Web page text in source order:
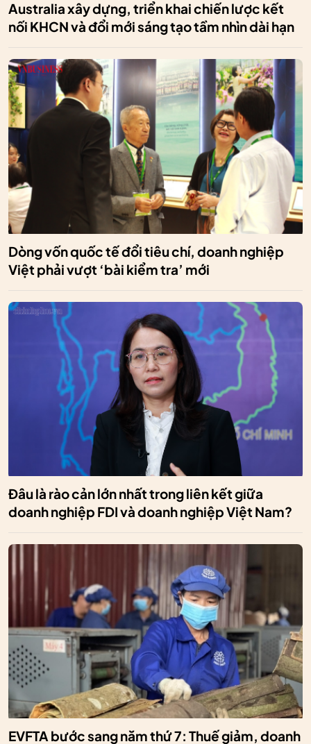
Australia xây dựng, triển khai chiến lược kết
nối KHCN và đổi mới sáng tạo tầm nhìn dài hạn
Dòng vốn quốc tế đổi tiêu chí, doanh nghiệp
Việt phải vượt ‘bài kiểm tra’ mới
Đâu là rào cản lớn nhất trong liên kết giữa
doanh nghiệp FDI và doanh nghiệp Việt Nam?
EVFTA bước sang năm thứ 7: Thuế giảm, doanh